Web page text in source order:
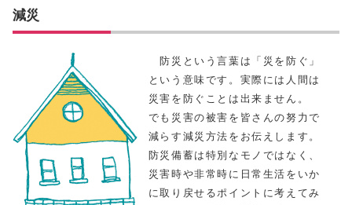
減災
防災という言葉は「災を防ぐ」
という意味です。実際には人間は
災害を防ぐことは出来ません。
でも災害の被害を皆さんの努力で
減らす減災方法をお伝えします。
防災備蓄は特別なモノではなく、
災害時や非常時に日常生活をいか
に取り戻せるポイントに考えてみ